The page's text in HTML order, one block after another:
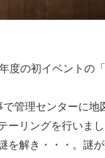
度の初イベントの
管理センターに
ーリングを行いま
を解き・・・。謎